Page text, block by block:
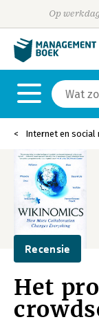
Op
Internet en social
Recensie
Het